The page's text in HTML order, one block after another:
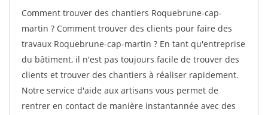
Comment trouver des chantiers Roquebrune-cap-
martin ? Comment trouver des clients pour faire des
travaux Roquebrune-cap-martin ? En tant qu'entreprise
du bâtiment, il n'est pas toujours facile de trouver des
clients et trouver des chantiers à réaliser rapidement.
Notre service d'aide aux artisans vous permet de
rentrer en contact de manière instantannée avec des